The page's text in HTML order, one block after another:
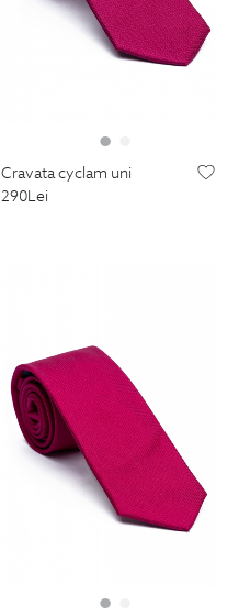
cravata cyclam uni
290Lei